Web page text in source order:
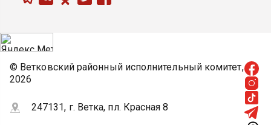
© Ветковский районный исполнительный комитет,
2026
247131, г. Ветка, пл. Красная 8